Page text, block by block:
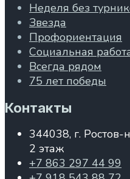
Неделя без
Звезда
Профориентация
Социальная
Всегда рядом
75 лет победы
Контакты
344038, г. Ростов-
2 этаж
+7 863 297 44 99